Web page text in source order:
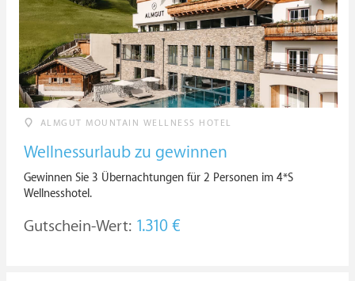
ALMGUT MOUNTAIN WELLNESS HOTEL
Wellnessurlaub zu gewinnen
Gewinnen Sie 3 Übernachtungen für 2 Personen im 4*S
Wellnesshotel.
Gutschein-Wert: 1.310 €